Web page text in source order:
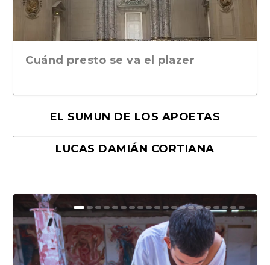
Cuánd presto se va el plazer
Moral, de Lyra Ekström Lindbäck.
Revolución, de Hugo Gonçalves.
«La música ha sido el gran amor de
«El barman del Ritz», de Philippe
Mañanas de editorial, noches de
EL SUMUN DE LOS APOETAS
LUCAS DAMIÁN CORTIANA